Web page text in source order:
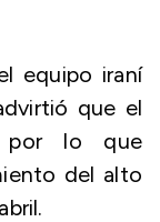
equipo iraní
que el
por lo que
del alto